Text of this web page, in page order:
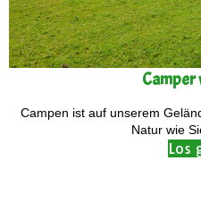
Camper
Campen ist auf unserem
Natur wie
Los